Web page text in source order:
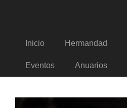
Inicio Hermandad
Eventos Anuarios